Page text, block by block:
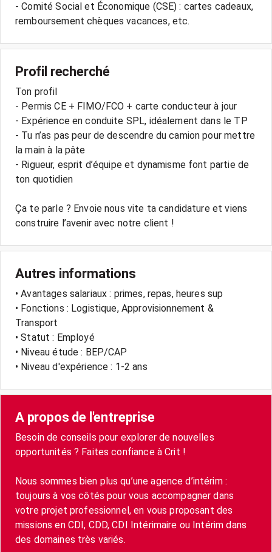
- Comité Social et Économique (CSE) : cartes cadeaux,
Profil recherché
Ton profil
- Permis CE + FIMO/FCO + carte conducteur à jour
- Expérience en conduite SPL, idéalement dans le TP
- Tu n’as pas peur de descendre du camion pour mettre
la main à la pâte
- Rigueur, esprit d’équipe et dynamisme font partie de
ton quotidien
Ça te parle ? Envoie nous vite ta candidature et viens
Autres informations
• Avantages salariaux : primes, repas, heures sup
• Fonctions : Logistique, Approvisionnement &
Transport
• Statut : Employé
• Niveau étude : BEP/CAP
• Niveau d'expérience : 1-2 ans
A propos de l'entreprise
Besoin de conseils pour explorer de nouvelles
opportunités ? Faites confiance à Crit !
Nous sommes bien plus qu’une agence d’intérim :
toujours à vos côtés pour vous accompagner dans
votre projet professionnel, en vous proposant des
missions en CDI, CDD, CDI Intérimaire ou Intérim dans
des domaines très variés.